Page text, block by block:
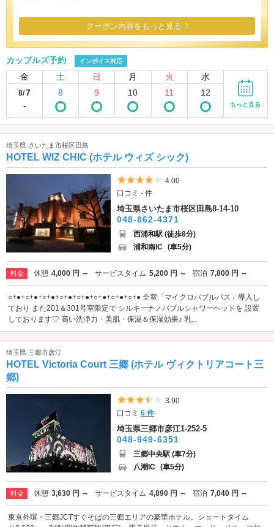
クーポン内容をもっと見る
カップルズ予約 インボイス対応
金 土 日 月 火 水
8/7
-
8 9 10 11 12
もっと見る
埼玉県 さいたま市桜区田島
HOTEL WIZ CHIC (ホテル ウィズ シック)
5つ星のうち4
4.00
口コミ - 件
埼玉県さいたま市桜区田島8-14-10
048-862-4371
西浦和駅 (徒歩8分)
浦和南IC (車5分)
料金 休憩 4,000 円 ～ サービスタイム 5,200 円 ～ 宿泊 7,800 円 ～
○+●+○+●+○+●+○+●+○+●+○+●+○+●+○+● 全室「マイクロバブルバス」導入し
ており また201＆301号室限定で シルキーナノバブルシャワーヘッドを 設置
しております♡ 高い洗浄力・美肌・保温＆保湿効果♪ 乳...
埼玉県 三郷市彦江
HOTEL Victoria Court 三郷 (ホテル ヴィクトリアコート三
郷)
5つ星のうち3.5
3.90
口コミ6 件
埼玉県三郷市彦江1-252-5
048-949-6351
三郷中央駅 (車7分)
八潮IC (車5分)
料金 休憩 3,630 円 ～ サービスタイム 4,890 円 ～ 宿泊 7,040 円 ～
東京外環・三郷JCTすぐそばの三郷エリアの豪華ホテル。ショートタイム